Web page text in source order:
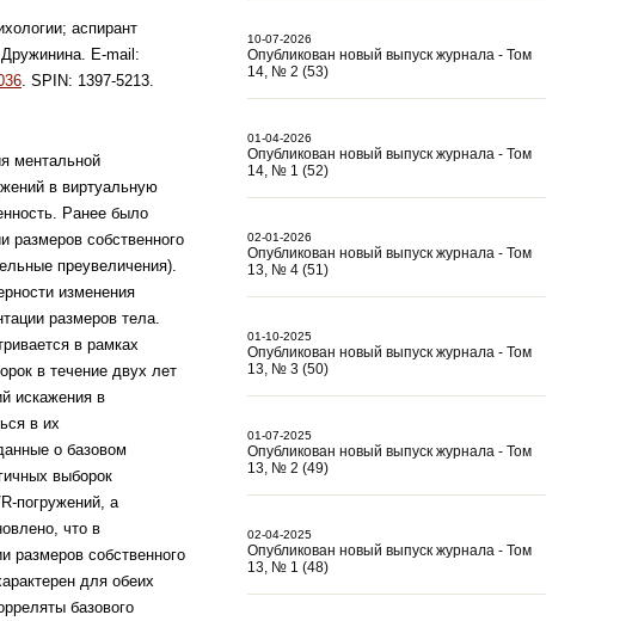
аспирант
Е-mail:
. SPIN: 1397-5213.
ментальной
в виртуальную
Ранее было
размеров собственного
преувеличения).
изменения
размеров тела.
в рамках
в течение двух лет
искажения в
в их
о базовом
выборок
погружений, а
что в
размеров собственного
для обеих
базового
10-07-2026
Опубликован новый выпуск журнала - Том
14, № 2 (53)
01-04-2026
Опубликован новый выпуск журнала - Том
14, № 1 (52)
02-01-2026
Опубликован новый выпуск журнала - Том
13, № 4 (51)
01-10-2025
Опубликован новый выпуск журнала - Том
13, № 3 (50)
01-07-2025
Опубликован новый выпуск журнала - Том
13, № 2 (49)
02-04-2025
Опубликован новый выпуск журнала - Том
13, № 1 (48)